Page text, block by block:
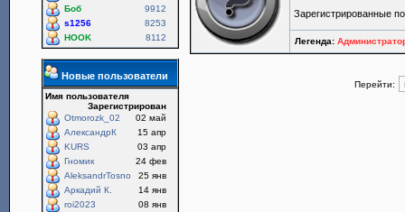
Боб
9912
s1256
8253
HOOK
8112
Новые пользователи
Имя пользователя
Зарегистрирован
Otmorozk_02
02 май
АлександрК
15 апр
KURS
03 апр
Гномик
24 фев
AleksandrTosno
25 янв
Аркадий К.
14 янв
roi2023
08 янв
Зарегистрированные
Легенда:
Перейти: